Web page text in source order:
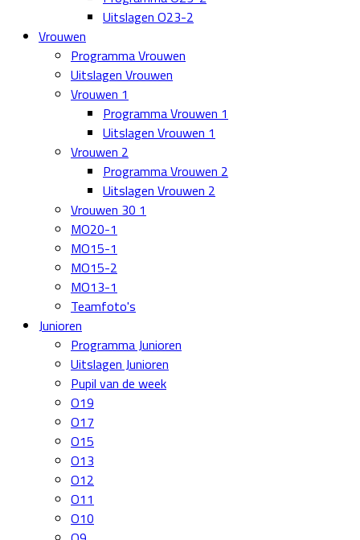
Uitslagen O23-2
Vrouwen
Programma Vrouwen
Uitslagen Vrouwen
Vrouwen 1
Programma Vrouwen 1
Uitslagen Vrouwen 1
Vrouwen 2
Programma Vrouwen 2
Uitslagen Vrouwen 2
Vrouwen 30 1
MO20-1
MO15-1
MO15-2
MO13-1
Teamfoto's
Junioren
Programma Junioren
Uitslagen Junioren
Pupil van de week
O19
O17
O15
O13
O12
O11
O10